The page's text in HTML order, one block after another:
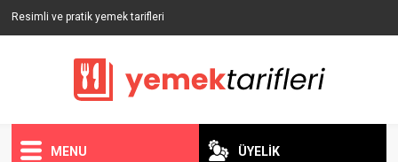
Resimli ve pratik yemek tarifleri
MENU ÜYELİK